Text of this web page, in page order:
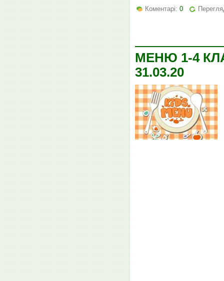
Коментарі: 0
МЕНЮ 1-4
31.03.20